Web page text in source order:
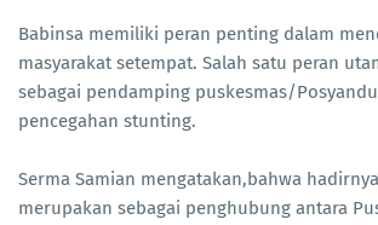
Babinsa memiliki peran penting dalam
masyarakat setempat. Salah satu peran
sebagai pendamping puskesmas/
pencegahan stunting.
Serma Samian mengatakan,bahwa
merupakan sebagai penghubung antara